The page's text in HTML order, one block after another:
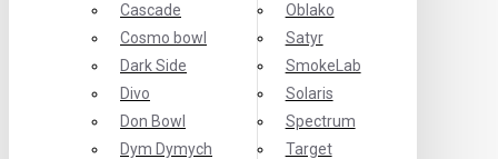
Cascade
Cosmo bowl
Dark Side
Divo
Don Bowl
Dym Dymych
Oblako
Satyr
SmokeLab
Solaris
Spectrum
Target